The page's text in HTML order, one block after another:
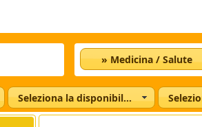
» Medicina / Salute
Seleziona la disponibilità